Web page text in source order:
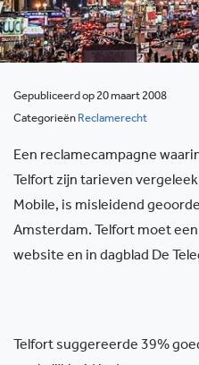
Gepubliceerd op 20 maart 2008
Categorieën Reclamerecht
Een reclamecampagne
Telfort zijn tarieven
Mobile, is misleidend
Amsterdam. Telfort moet
website en in dagblad De
Telfort suggereerde 39%